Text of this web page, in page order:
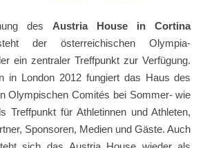
des Austria House in Cortina
der österreichischen Olympia-
ein zentraler Treffpunkt zur Verfügung.
in London 2012 fungiert das Haus des
Olympischen Comités bei Sommer- wie
Treffpunkt für Athletinnen und Athleten,
Sponsoren, Medien und Gäste. Auch